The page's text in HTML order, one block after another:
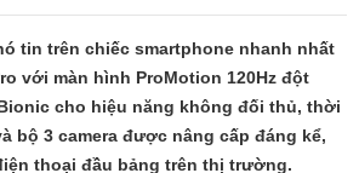
tin trên chiếc smartphone nhanh nhất
với màn hình ProMotion 120Hz đột
cho hiệu năng không đối thủ, thời
bộ 3 camera được nâng cấp đáng kể,
thoại đầu bảng trên thị trường.